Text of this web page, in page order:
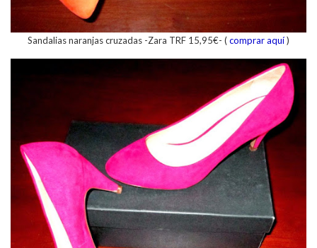
Sandalias naranjas cruzadas -Zara TRF 15,95€- (comprar aquí)